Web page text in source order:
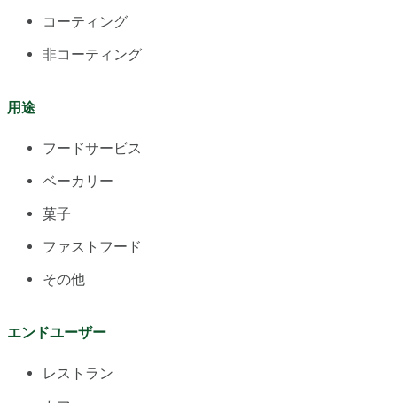
コーティング
非コーティング
用途
フードサービス
ベーカリー
菓子
ファストフード
その他
エンドユーザー
レストラン